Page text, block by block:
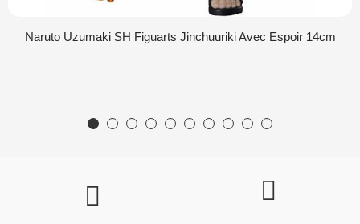
Naruto Uzumaki SH Figuarts Jinchuuriki Avec Espoir 14cm